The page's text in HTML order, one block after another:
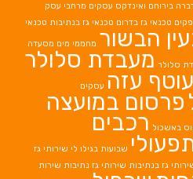
בירוחם ואינדקס עסקים מרחבי עסק
טכנאי גז בדרום טכנאי גז בנתיבות טכנאי
הבשור מחממי מים מסעדה
סלולר מעבדת סלולר
עוטף עזה עסקים
פרסום במועצה
באשכול רכבים
שבועות בגילו לי שירותי גז
גז בנתיבות שירותי גז נתיבות שירות